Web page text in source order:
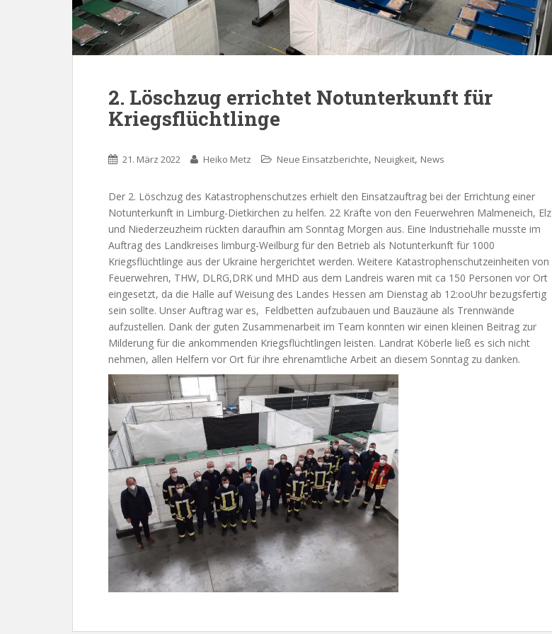
2. Löschzug errichtet Notunterkunft für
Kriegsflüchtlinge
21. März 2022 Heiko Metz Neue Einsatzberichte, Neuigkeit, News
Der 2. Löschzug des Katastrophenschutzes erhielt den Einsatzauftrag bei der Errichtung einer
Notunterkunft in Limburg-Dietkirchen zu helfen. 22 Kräfte von den Feuerwehren Malmeneich, Elz
und Niederzeuzheim rückten daraufhin am Sonntag Morgen aus. Eine Industriehalle musste im
Auftrag des Landkreises limburg-Weilburg für den Betrieb als Notunterkunft für 1000
Kriegsflüchtlinge aus der Ukraine hergerichtet werden. Weitere Katastrophenschutzeinheiten von
Feuerwehren, THW, DLRG,DRK und MHD aus dem Landreis waren mit ca 150 Personen vor Ort
eingesetzt, da die Halle auf Weisung des Landes Hessen am Dienstag ab 12:ooUhr bezugsfertig
sein sollte. Unser Auftrag war es, Feldbetten aufzubauen und Bauzäune als Trennwände
aufzustellen. Dank der guten Zusammenarbeit im Team konnten wir einen kleinen Beitrag zur
Milderung für die ankommenden Kriegsflüchtlingen leisten. Landrat Köberle ließ es sich nicht
nehmen, allen Helfern vor Ort für ihre ehrenamtliche Arbeit an diesem Sonntag zu danken.